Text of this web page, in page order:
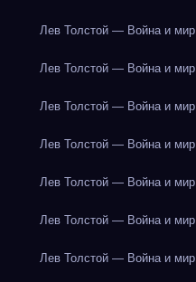
Лев Толстой — Война и мир
Лев Толстой — Война и мир
Лев Толстой — Война и мир
Лев Толстой — Война и мир
Лев Толстой — Война и мир
Лев Толстой — Война и мир
Лев Толстой — Война и мир